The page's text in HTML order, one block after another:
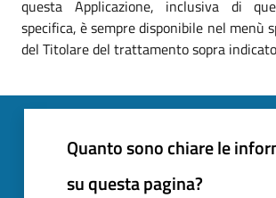
questa Applicazione, inclusiva di
specifica, è sempre disponibile nel menù
del Titolare del trattamento sopra
Quanto sono chiare le
su questa pagina?